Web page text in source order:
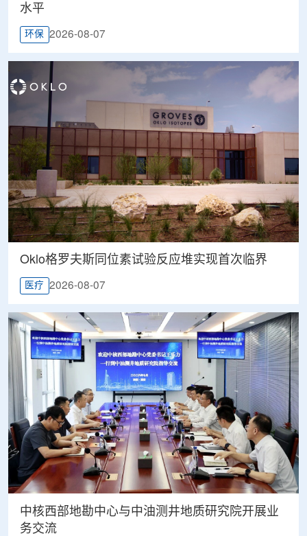
水平
环保 2026-08-07
Oklo格罗夫斯同位素试验反应堆实现首次临界
医疗 2026-08-07
中核西部地勘中心与中油测井地质研究院开展业
务交流